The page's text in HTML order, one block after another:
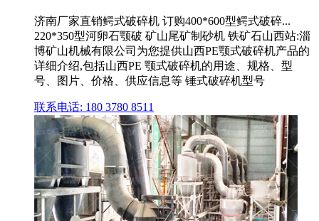
济南厂家直销鳄式破碎机 订购400*600型鳄式破碎...
220*350型河卵石颚破 矿山尾矿制砂机 铁矿石山西站:淄
博矿山机械有限公司为您提供山西PE颚式破碎机产品的
详细介绍,包括山西PE 颚式破碎机的用途、规格、型
号、图片、价格、供应信息等 锤式破碎机型号
联系电话: 180 3780 8511